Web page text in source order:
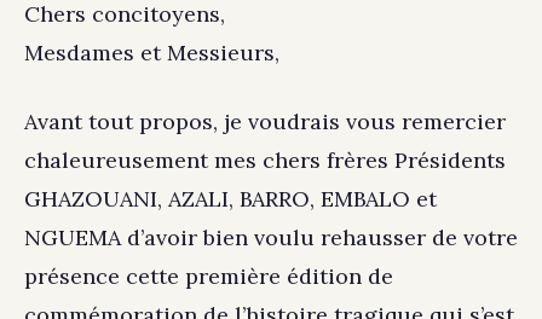
Chers concitoyens,
Mesdames et Messieurs,
Avant tout propos, je voudrais vous remercier
chaleureusement mes chers frères Présidents
GHAZOUANI, AZALI, BARRO, EMBALO et
NGUEMA d’avoir bien voulu rehausser de votre
présence cette première édition de